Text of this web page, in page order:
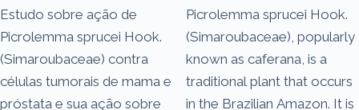
Estudo sobre ação de
Picrolemma sprucei Hook.
(Simaroubaceae) contra
células tumorais de mama e
próstata e sua ação sobre
Picrolemma sprucei Hook.
(Simaroubaceae), popularly
known as caferana, is a
traditional plant that occurs
in the Brazilian Amazon. It is